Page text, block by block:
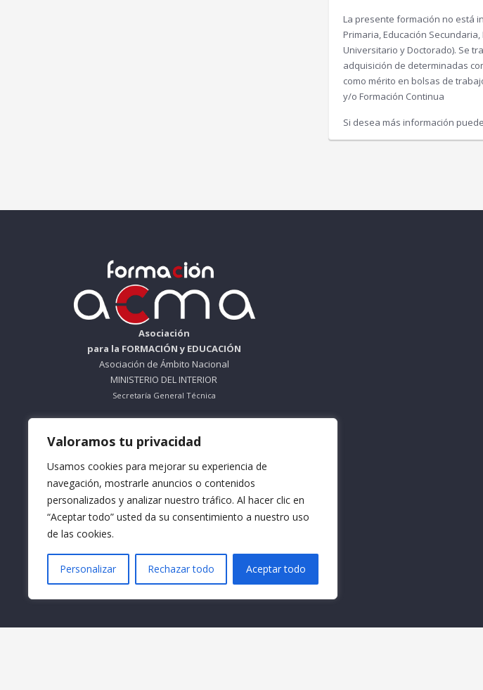
Valoramos tu privacidad
Usamos cookies para mejorar su experiencia de
navegación, mostrarle anuncios o contenidos
personalizados y analizar nuestro tráfico. Al hacer clic en
“Aceptar todo” usted da su consentimiento a nuestro uso
de las cookies.
Personalizar Rechazar todo Aceptar todo
La presente formación no está
Primaria, Educación
Universitario y Doctorado). Se
adquisición de determinadas
como mérito en bolsas de
y/o Formación Continua
Si desea más información
Asociación
para la FORMACIÓN y EDUCACIÓN
Asociación de Ámbito Nacional
MINISTERIO DEL INTERIOR
Secretaría General Técnica
Nº Registro 612695
Teléfono: 953 56 83 66
Horario Mañana: De Lunes a Viernes
9:30 a 13:30
16:30 a 18:30